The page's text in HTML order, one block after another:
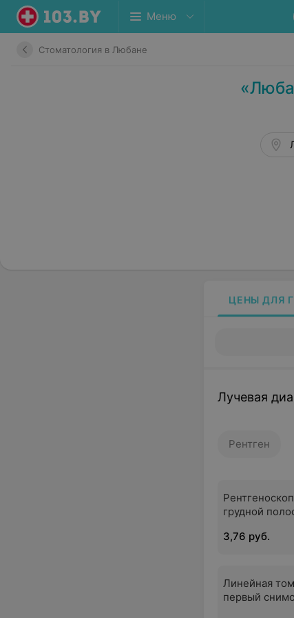
Меню
Стоматология в Любане
ЦЕНЫ ДЛЯ
Лучевая
Рентген
грудной
3,76 руб.
Линейная
первый